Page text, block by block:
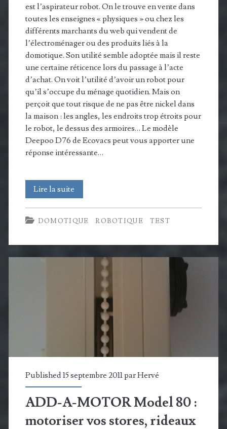
est l’aspirateur robot. On le trouve en vente dans
toutes les enseignes « physiques » ou chez les
différents marchants du web qui vendent de
l’électroménager ou des produits liés à la
domotique. Son utilité semble adoptée mais il reste
une certaine réticence lors du passage à l’acte
d’achat. On voit l’utilité d’avoir un robot pour
qu’il s’occupe du ménage quotidien. Mais on
perçoit que tout risque de ne pas être nickel dans
la maison : les angles, les endroits trop étroits pour
le robot, le dessus des armoires… Le modèle
Deepoo D76 de Ecovacs peut vous apporter une
réponse intéressante…
Lire la suite
Deepoo
D76
:
aspirateur
DOMOTIQUE ROBOTIQUE TEST
Published 15 septembre 2011 parHervé
ADD-A-MOTOR Model 80 :
motoriser vos stores, rideaux